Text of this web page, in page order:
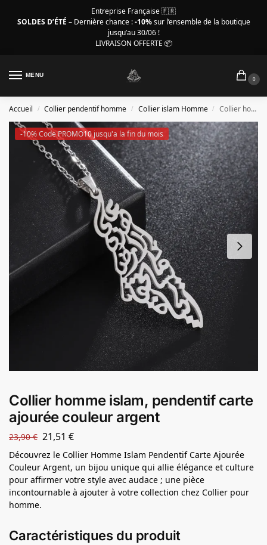
Entreprise Française 🇫🇷
SOLDES D’ÉTÉ – Dernière chance :-10%sur l’ensemble de la boutique
jusqu’au 30/06 !
LIVRAISON OFFERTE 📦
MENU
0
Accueil / Collier pendentif homme / Collier islam Homme / Collier homme islam, pendentif carte ajourée couleur argent
-10% Code PROMO10 jusqu'a la fin du mois
Collier homme islam, pendentif carte
ajourée couleur argent
23,90€ 21,51 €
Découvrez le Collier Homme Islam Pendentif Carte Ajourée
Couleur Argent, un bijou unique qui allie élégance et culture
pour affirmer votre style avec audace ; une pièce
incontournable à ajouter à votre collection chez Collier pour
homme.
Caractéristiques du produit